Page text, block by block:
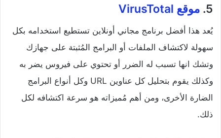
5. موقع VirusTotal
يُعد هذا أفضل برنامج مجاني أونلاين تستطيع استخدامه بكل
سهولة لاكتشاف الملفات أو البرامج المُثبتة على جهازك
وتشك انها تسبب له الضرر أو تحتوي على فيروس يضر به
وكذلك يقوم بتحليل كل عناوين URL وكل أنواع البرامج
الضارة الأخرى، ومن أهم مُميزاته هو سرعة اكتشافه لكل
ذلك.